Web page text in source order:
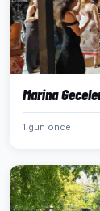
Marina
1 gün önce